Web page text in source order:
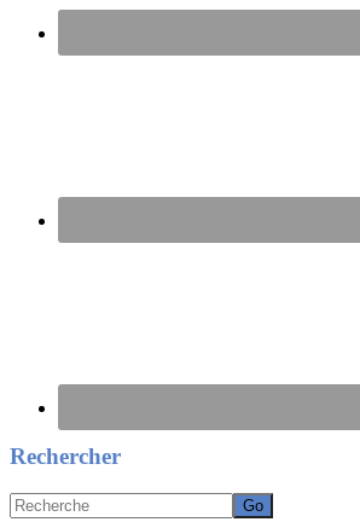
Rechercher
Recherche